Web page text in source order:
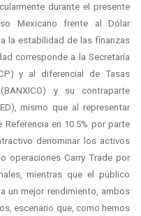
durante el presente
Mexicano frente al Dólar
la estabilidad de las finanzas
corresponde a la Secretaría
y al diferencial de Tasas
y su contraparte
mismo que al representar
en 10.5% por parte
denominar los activos
operaciones Carry Trade por
mientras que el público
un mejor rendimiento, ambos
escenario que, como hemos